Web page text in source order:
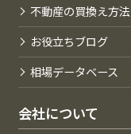
不動産の買換え方法
お役立ちブログ
相場データベース
会社について